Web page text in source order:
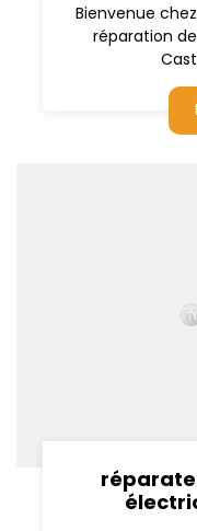
Bienvenue
réparation